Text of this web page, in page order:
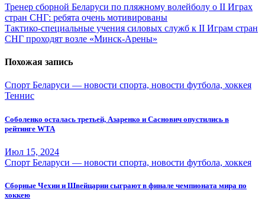
Навигация
по
записям
Тренер сборной Беларуси по пляжному волейболу о II Играх
стран СНГ: ребята очень мотивированы
Тактико-специальные учения силовых служб к II Играм стран
СНГ проходят возле «Минск-Арены»
Похожая запись
Спорт Беларуси — новости спорта, новости футбола, хоккея
Теннис
Соболенко осталась третьей, Азаренко и Саснович опустились в
рейтинге WTA
Июл 15, 2024
Спорт Беларуси — новости спорта, новости футбола, хоккея
Сборные Чехии и Швейцарии сыграют в финале чемпионата мира по
хоккею